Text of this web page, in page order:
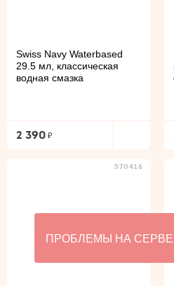
Swiss Navy Waterbased
29.5 мл, классическая
водная смазка
2 390
570416
ПРОБЛЕМЫ НА